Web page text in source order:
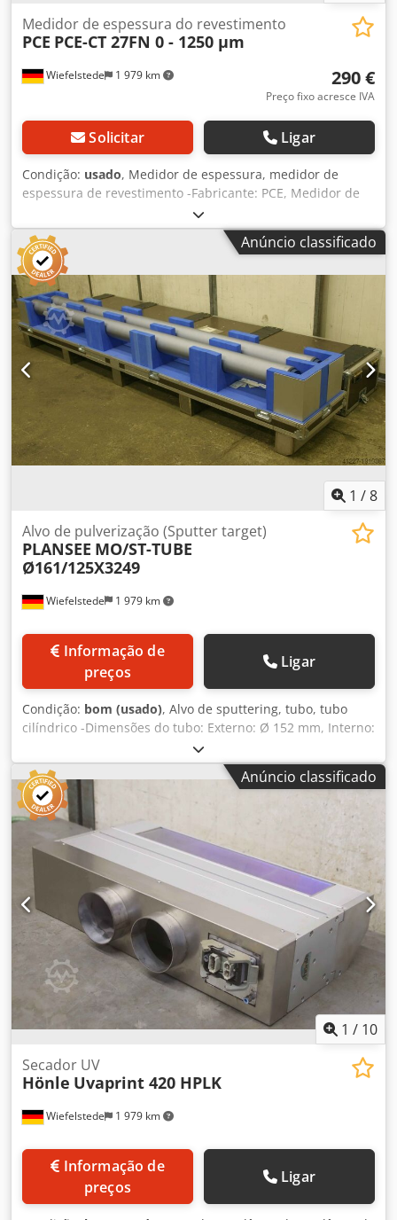
Wiefelstede 1 979 km
Medidor de espessura do revestimento
PCE PCE-CT 27FN 0 - 1250 µm
290 €
Preço fixo acresce IVA
Solicitar Ligar
Condição: usado, Medidor de espessura, medidor de
espessura de revestimento -Fabricante: PCE, Medidor de
espessura com estojo -Tipo: PCE-CT 27FN -Gama de
medição: 0 - 1250 µm -Acessórios: ver fotos Dedper H
Nlwsfx Aivokr -Dimensões: 250/210/H55 mm -Peso: 0,7 kg
Anúncio classificado
1 /8
Wiefelstede 1 979 km
Alvo de pulverização (Sputter target)
PLANSEE MO/ST-TUBE
Ø161/125X3249
preços
Ligar
Condição: bom (usado), Alvo de sputtering, tubo, tubo
cilíndrico -Dimensões do tubo: Externo: Ø 152 mm, Interno:
Ø 125 mm, Comprimento total: 3249 mm -Quantidade: 2
tubos disponíveis Dsdpfxsb Ilw Uo Aivskr -Preço: Completo
-Inclui caixa de transporte -Dimensões da caixa:
3600/570/A585 mm -Peso: 306 kg
Anúncio classificado
1 / 10
Wiefelstede 1 979 km
Secador UV
Hönle Uvaprint 420 HPLK
preços
Ligar